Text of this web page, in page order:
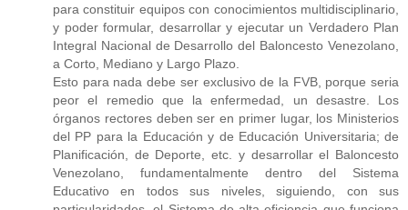
para constituir equipos con conocimientos multidisciplinario,
y poder formular, desarrollar y ejecutar un Verdadero Plan
Integral Nacional de Desarrollo del Baloncesto Venezolano,
a Corto, Mediano y Largo Plazo.
Esto para nada debe ser exclusivo de la FVB, porque seria
peor el remedio que la enfermedad, un desastre. Los
órganos rectores deben ser en primer lugar, los Ministerios
del PP para la Educación y de Educación Universitaria; de
Planificación, de Deporte, etc. y desarrollar el Baloncesto
Venezolano, fundamentalmente dentro del Sistema
Educativo en todos sus niveles, siguiendo, con sus